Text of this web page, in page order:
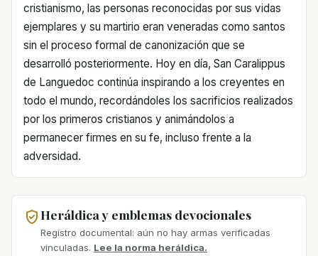
cristianismo, las personas reconocidas por sus vidas
ejemplares y su martirio eran veneradas como santos
sin el proceso formal de canonización que se
desarrolló posteriormente. Hoy en día, San Caralippus
de Languedoc continúa inspirando a los creyentes en
todo el mundo, recordándoles los sacrificios realizados
por los primeros cristianos y animándolos a
permanecer firmes en su fe, incluso frente a la
adversidad.
Heráldica y emblemas devocionales
Registro documental: aún no hay armas verificadas
vinculadas. Lee la norma heráldica.